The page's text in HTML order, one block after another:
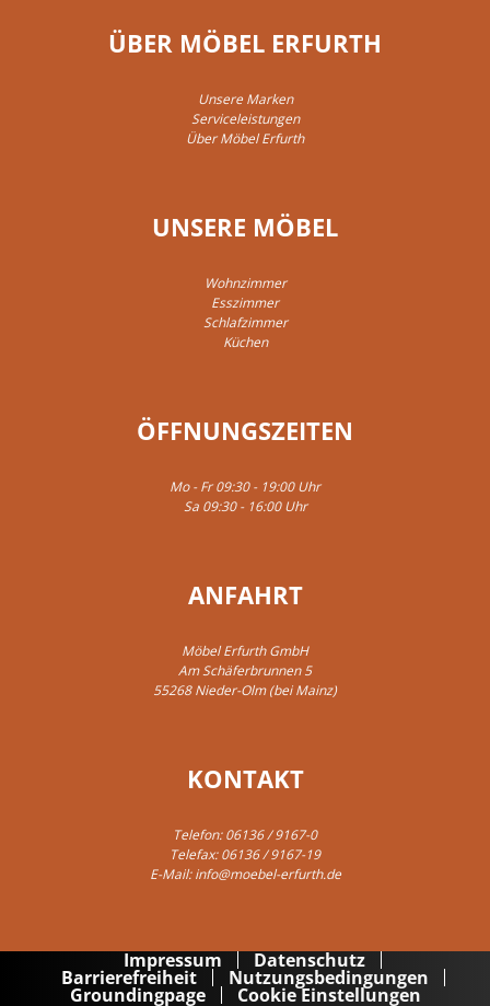
ÜBER MÖBEL ERFURTH
Unsere Marken
Serviceleistungen
Über Möbel Erfurth
UNSERE MÖBEL
Wohnzimmer
Esszimmer
Schlafzimmer
Küchen
ÖFFNUNGSZEITEN
Mo - Fr 09:30 - 19:00 Uhr
Sa 09:30 - 16:00 Uhr
ANFAHRT
Möbel Erfurth GmbH
Am Schäferbrunnen 5
55268 Nieder-Olm (bei Mainz)
KONTAKT
Telefon:06136 / 9167-0
Telefax: 06136 / 9167-19
E-Mail:info@moebel-erfurth.de
Impressum Datenschutz
Barrierefreiheit Nutzungsbedingungen
Groundingpage Cookie Einstellungen